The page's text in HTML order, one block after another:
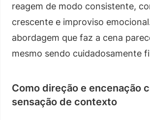
reagem de modo consistente,
crescente e improviso
abordagem que faz a cena
mesmo sendo cuidadosamente
Como direção e encenação
sensação de contexto